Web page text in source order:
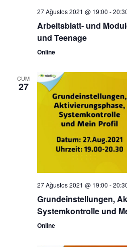
27 Ağustos 2021 @ 19:00 -
Arbeitsblatt- und
und Teenage
Online
CUM
27
27 Ağustos 2021 @ 19:00 -
Grundeinstellungen,
Systemkontrolle und
Online